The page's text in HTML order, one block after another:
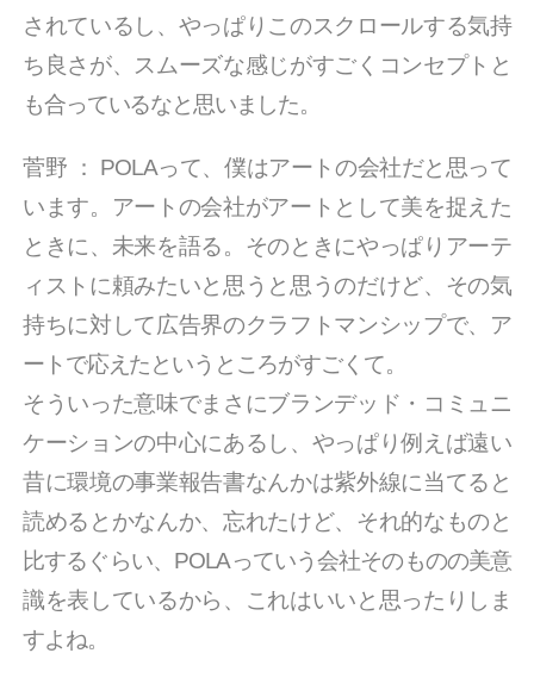
されているし、やっぱりこのスクロールする気持
ち良さが、スムーズな感じがすごくコンセプトと
も合っているなと思いました。
菅野 ： POLAって、僕はアートの会社だと思って
います。アートの会社がアートとして美を捉えた
ときに、未来を語る。そのときにやっぱりアーテ
ィストに頼みたいと思うと思うのだけど、その気
持ちに対して広告界のクラフトマンシップで、ア
ートで応えたというところがすごくて。
そういった意味でまさにブランデッド・コミュニ
ケーションの中心にあるし、やっぱり例えば遠い
昔に環境の事業報告書なんかは紫外線に当てると
読めるとかなんか、忘れたけど、それ的なものと
比するぐらい、POLAっていう会社そのものの美意
識を表しているから、これはいいと思ったりしま
すよね。